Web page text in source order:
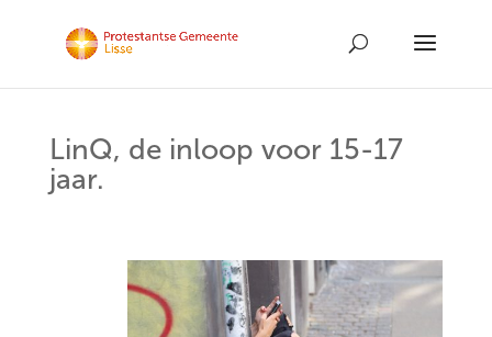
LinQ, de inloop voor 15-17
jaar.